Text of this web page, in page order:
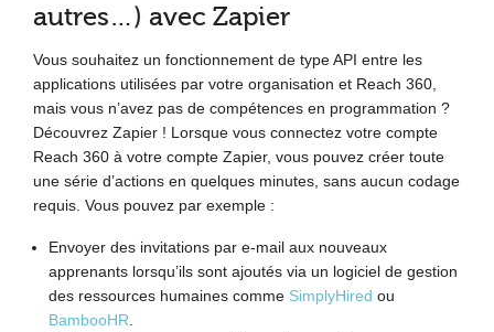
autres…) avec Zapier
Vous souhaitez un fonctionnement de type API entre les
applications utilisées par votre organisation et Reach 360,
mais vous n’avez pas de compétences en programmation ?
Découvrez Zapier ! Lorsque vous connectez votre compte
Reach 360 à votre compte Zapier, vous pouvez créer toute
une série d’actions en quelques minutes, sans aucun codage
requis. Vous pouvez par exemple :
Envoyer des invitations par e-mail aux nouveaux
apprenants lorsqu’ils sont ajoutés via un logiciel de gestion
des ressources humaines comme SimplyHired ou
BambooHR.